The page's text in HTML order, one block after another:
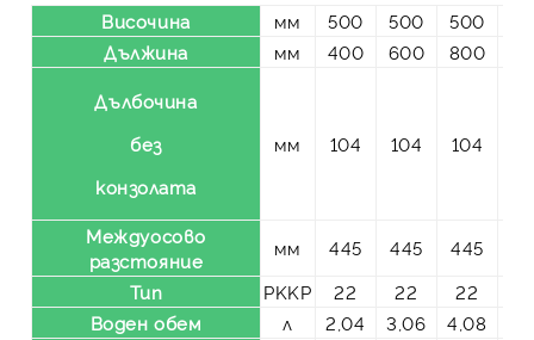
Височина мм 500 500 500
Дължина
мм 400 600 800
Дълбочина
без
конзолата
мм 104 104 104
Междуосово
разстояние
мм 445 445 445
Тип
PKKP 22 22 22
Воден обем
л 2,04 3,06 4,08